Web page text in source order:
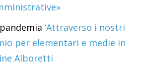
‘Attraverso i nostri
per elementari e medie in
Alboretti